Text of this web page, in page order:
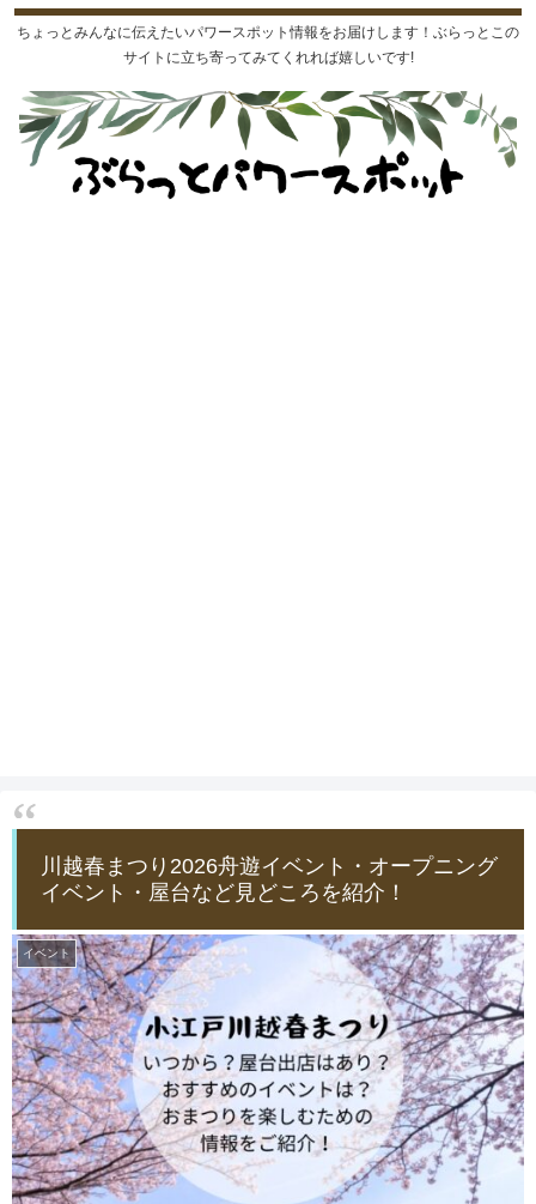
ちょっとみんなに伝えたいパワースポット情報をお届けします！ぶらっとこの
サイトに立ち寄ってみてくれれば嬉しいです!
川越春まつり2026舟遊イベント・オープニング
イベント・屋台など見どころを紹介！
イベント